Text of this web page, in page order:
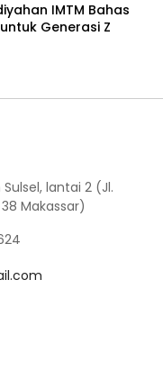
IMTM Bahas
Generasi Z
lantai 2 (Jl.
Makassar)